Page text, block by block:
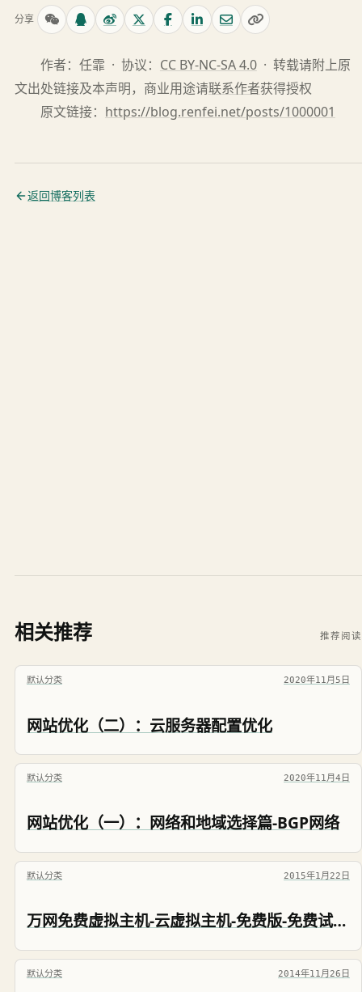
分享
作者：任霏 · 协议： CC BY-NC-SA 4.0· 转载请附上原
文出处链接及本声明，商业用途请联系作者获得授权
原文链接： https://blog.renfei.net/posts/1000001
返回博客列表
相关推荐 推荐阅读
默认分类 2020年11月5日
网站优化（二）：云服务器配置优化
默认分类 2020年11月4日
网站优化（一）：网络和地域选择篇-BGP网络
默认分类 2015年1月22日
万网免费虚拟主机-云虚拟主机-免费版-免费试用2年-1G空间
默认分类 2014年11月26日